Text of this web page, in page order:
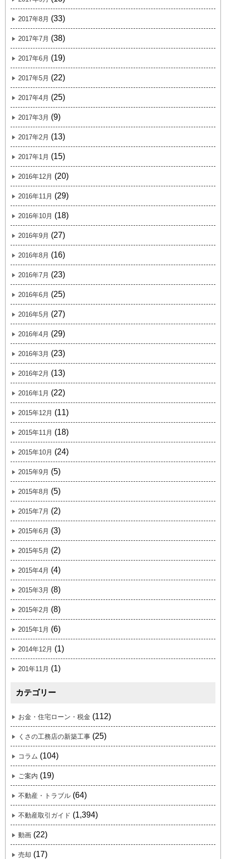
2017年8月 (33)
2017年7月 (38)
2017年6月 (19)
2017年5月 (22)
2017年4月 (25)
2017年3月 (9)
2017年2月 (13)
2017年1月 (15)
2016年12月 (20)
2016年11月 (29)
2016年10月 (18)
2016年9月 (27)
2016年8月 (16)
2016年7月 (23)
2016年6月 (25)
2016年5月 (27)
2016年4月 (29)
2016年3月 (23)
2016年2月 (13)
2016年1月 (22)
2015年12月 (11)
2015年11月 (18)
2015年10月 (24)
2015年9月 (5)
2015年8月 (5)
2015年7月 (2)
2015年6月 (3)
2015年5月 (2)
2015年4月 (4)
2015年3月 (8)
2015年2月 (8)
2015年1月 (6)
2014年12月 (1)
201年11月 (1)
カテゴリー
お金・住宅ローン・税金 (112)
くさの工務店の新築工事 (25)
コラム (104)
ご案内 (19)
不動産・トラブル (64)
不動産取引ガイド (1,394)
動画 (22)
売却 (17)